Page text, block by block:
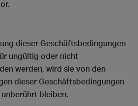
dieser Geschäftsbedingungen
ungültig oder nicht
werden, wird sie von den
dieser Geschäftsbedingungen
bleiben.